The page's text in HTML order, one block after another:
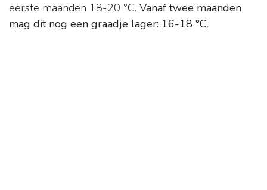
eerste maanden 18-20 °C. Vanaf twee maanden
mag dit nog een graadje lager: 16-18 °C.